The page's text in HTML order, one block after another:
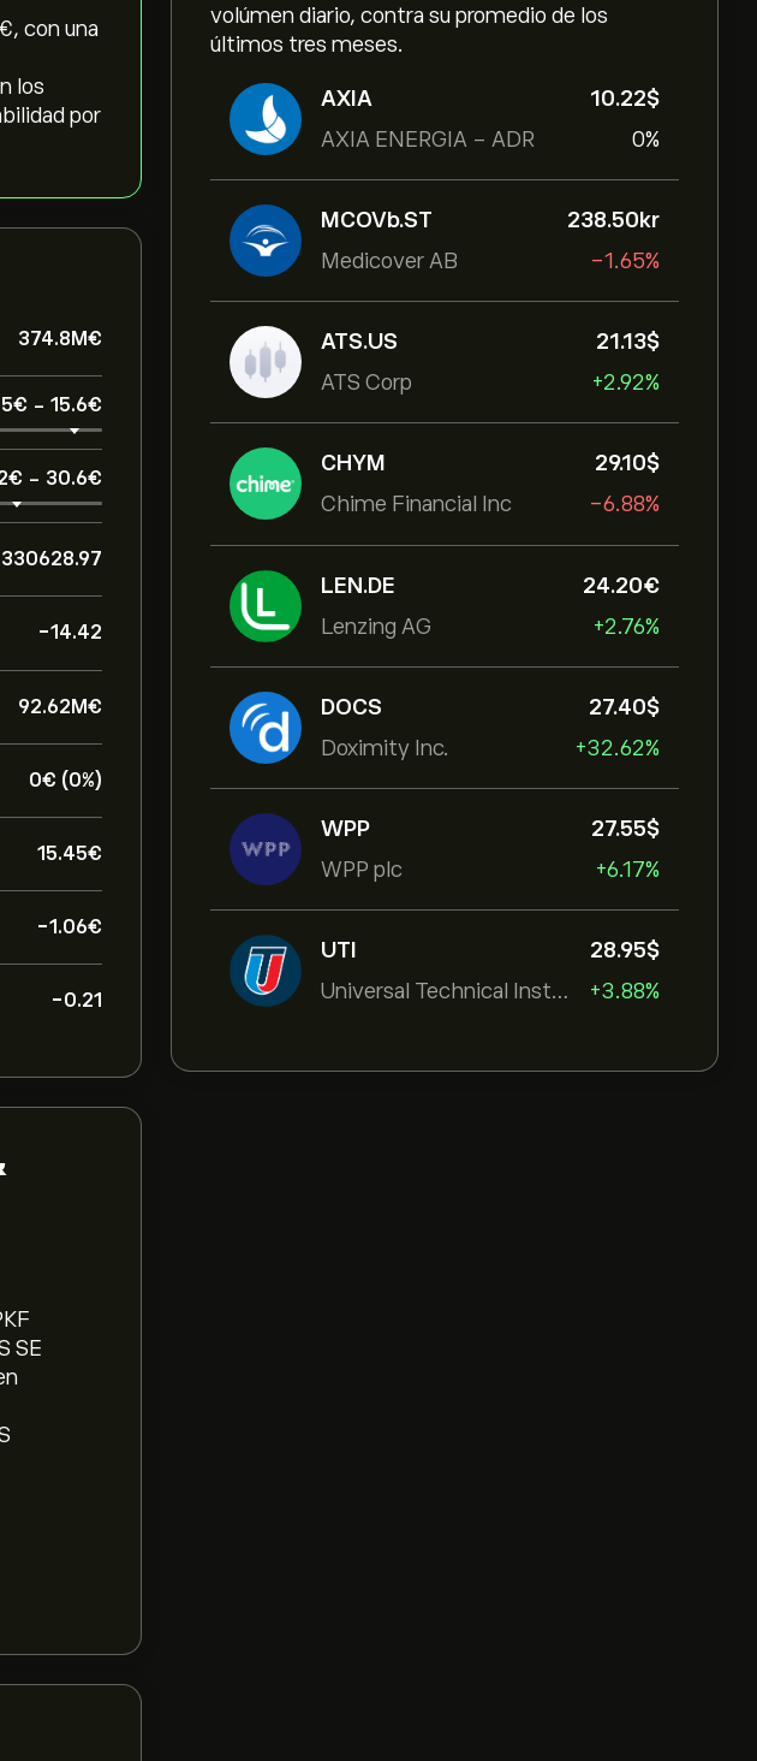
volúmen diario, contra su promedio de los
últimos tres meses.
AXIA
AXIA ENERGIA - ADR
10.22‎$‎
0%
MCOVb.ST
Medicover AB
238.50‎kr‎
-1.65%
ATS.US
ATS Corp
21.13‎$‎
+2.92%
CHYM
Chime Financial Inc
29.10‎$‎
-6.88%
LEN.DE
Lenzing AG
24.20‎€‎
+2.76%
DOCS
Doximity Inc.
27.40‎$‎
+32.62%
WPP
WPP plc
27.55‎$‎
+6.17%
UTI
Universal Technical Institut
28.95‎$‎
+3.88%
con una
los
por
374.8M‎€‎
- 15.6‎€‎
- 30.6‎€‎
330628.97
-14.42
92.62M‎€‎
0‎€‎ (0%)
15.45‎€‎
-1.06‎€‎
-0.21
SE